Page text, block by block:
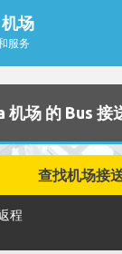
场
服务
机场 的 Bus 接
查找机场接
程